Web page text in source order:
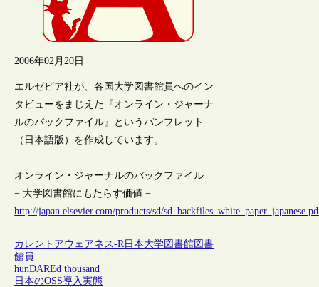
2006年02月20日
エルゼビア社が、各国大学図書館員へのイン
タビューをまじえた『オンライン・ジャーナ
ルのバックファイル』というパンフレット
（日本語版）を作成しています。
オンライン・ジャーナルのバックファイル
− 大学図書館にもたらす価値 −
http://japan.elsevier.com/products/sd/
カレントアウェアネス-R 日本大学図書館図書
館員
hunDAREd thousand
日本のOSS導入実態